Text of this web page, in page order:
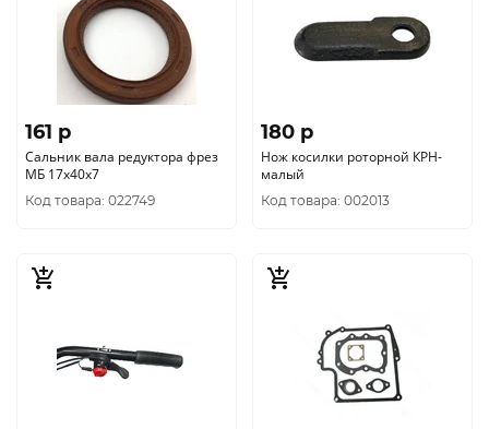
161 p
Сальник вала редуктора фрез
МБ 17х40х7
Код товара: 022749
180 p
Нож косилки роторной КРН-
малый
Код товара: 002013